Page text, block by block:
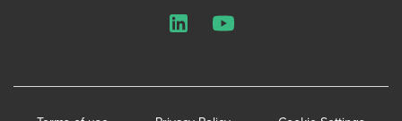
LinkedInYouTube